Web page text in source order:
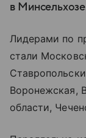
в
Лидерами по
стали
Воронежская,
области,